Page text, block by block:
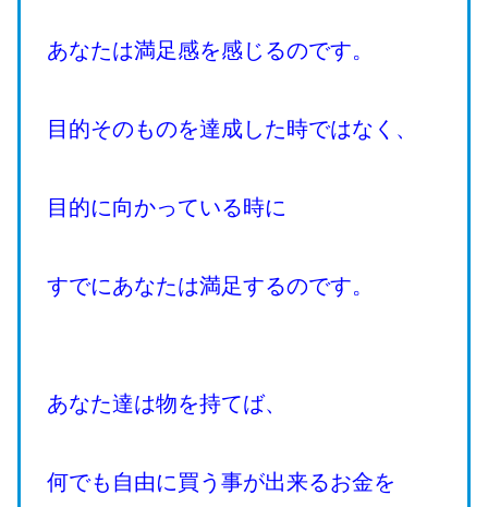
あなたは満足感を感じるのです。
目的そのものを達成した時ではなく、
目的に向かっている時に
すでにあなたは満足するのです。
あなた達は物を持てば、
何でも自由に買う事が出来るお金を